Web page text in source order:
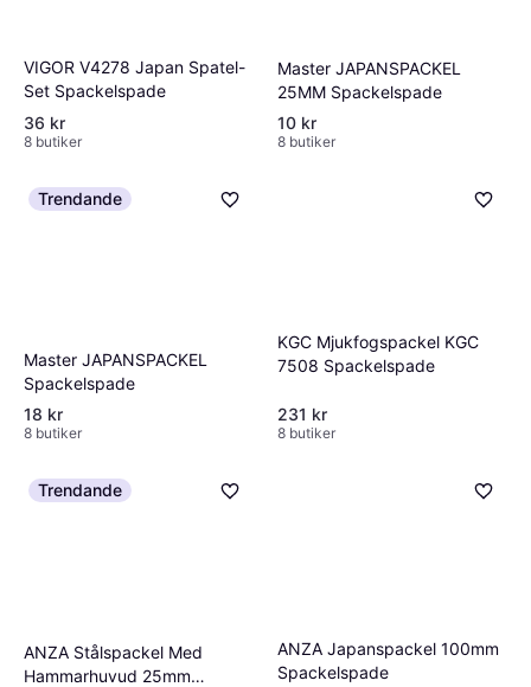
VIGOR V4278 Japan Spatel-
Set Spackelspade
36 kr
8 butiker
Master JAPANSPACKEL
25MM Spackelspade
10 kr
8 butiker
Trendande
Master JAPANSPACKEL
Spackelspade
18 kr
8 butiker
KGC Mjukfogspackel KGC
7508 Spackelspade
231 kr
8 butiker
Trendande
ANZA Stålspackel Med
Hammarhuvud 25mm
ANZA Japanspackel 100mm
Spackelspade